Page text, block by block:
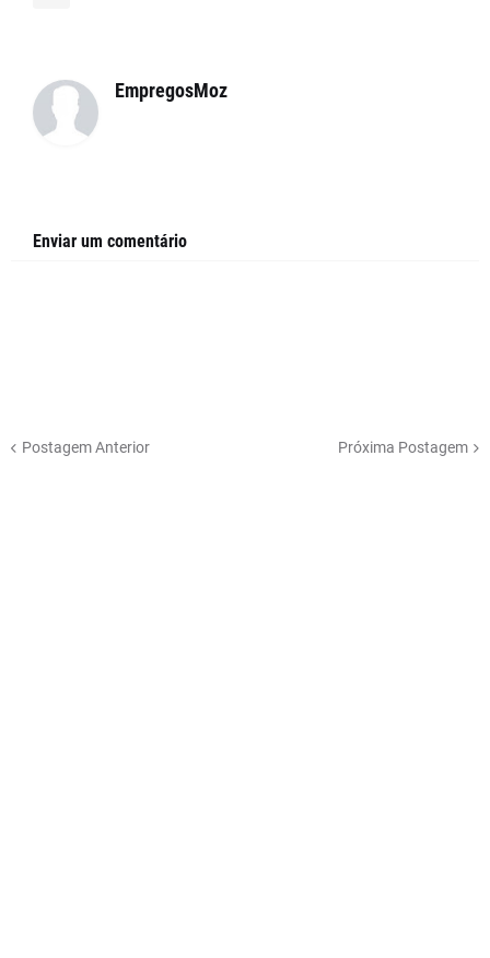
EmpregosMoz
Enviar um comentário
Postagem Anterior Próxima Postagem